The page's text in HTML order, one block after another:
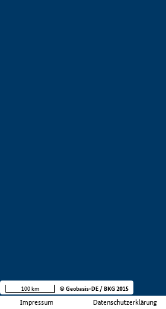
Impressum Datenschutzerklärung
100 km © Geobasis-DE / BKG 2015